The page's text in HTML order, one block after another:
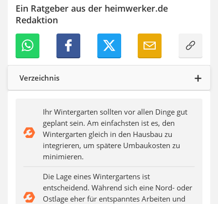
Infrarot-Thermometer
GPS-Tracker
Digitale Zeitschaltuhr
Paketbriefkasten
Fensterkontaktschalter
Hygrometer
LED-Baustrahler
Video-Türsprechanlage
Ein Ratgeber aus der heimwerker.de
Redaktion
Verzeichnis
Ihr Wintergarten sollten vor allen Dinge gut
geplant sein. Am einfachsten ist es, den
Wintergarten gleich in den Hausbau zu
integrieren, um spätere Umbaukosten zu
minimieren.
Die Lage eines Wintergartens ist
entscheidend. Während sich eine Nord- oder
Ostlage eher für entspanntes Arbeiten und